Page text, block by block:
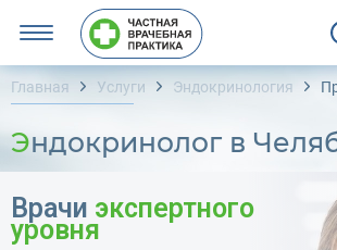
Главная Услуги Эндокринология
Эндокринолог в
Врачи экспертного
уровня